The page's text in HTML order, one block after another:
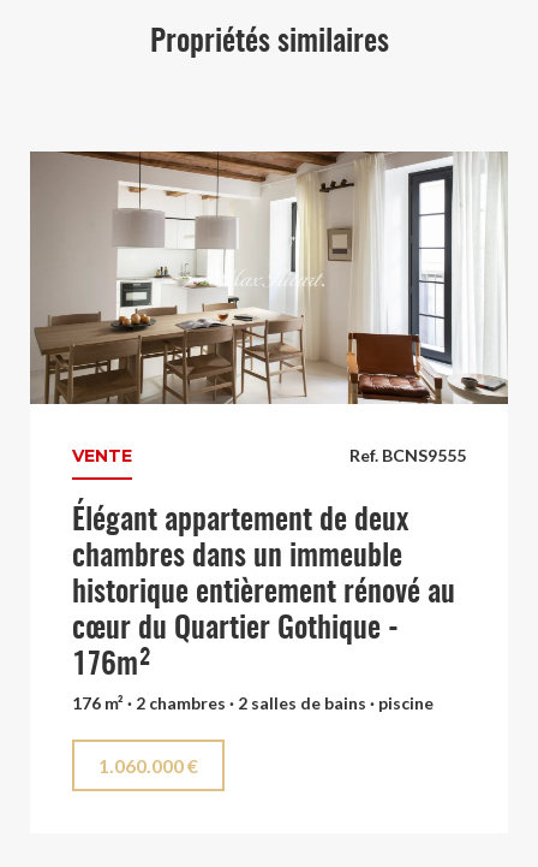
Propriétés similaires
Ref. BCNS9555
VENTE
Élégant appartement de deux
chambres dans un immeuble
historique entièrement rénové au
cœur du Quartier Gothique -
176m²
176 m² · 2 chambres · 2 salles de bains · piscine
1.060.000 €